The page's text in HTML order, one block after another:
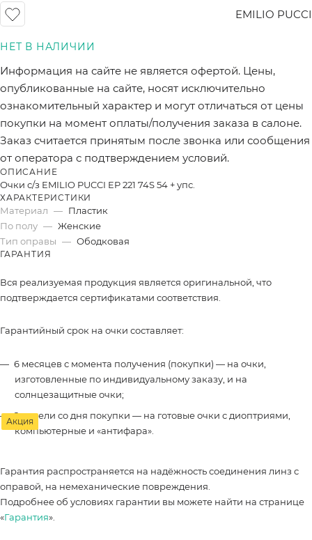
Акция
EMILIO PUCCI
Информация на сайте не является офертой. Цены,
опубликованные на сайте, носят исключительно
ознакомительный характер и могут отличаться от цены
покупки на момент оплаты/получения заказа в салоне.
Заказ считается принятым после звонка или сообщения
от оператора с подтверждением условий.
ОПИСАНИЕ
Очки с/з EMILIO PUCCI EP 221 74S 54 + упс.
ХАРАКТЕРИСТИКИ
Материал — Пластик
По полу — Женские
Тип оправы — Ободковая
ГАРАНТИЯ
Вся реализуемая продукция является оригинальной, что
подтверждается сертификатами соответствия.
Гарантийный срок на очки составляет:
6 месяцев с момента получения (покупки) — на очки,
изготовленные по индивидуальному заказу, и на
солнцезащитные очки;
2 недели со дня покупки — на готовые очки с диоптриями,
компьютерные и «антифара».
Гарантия распространяется на надёжность соединения линз с
оправой, на немеханические повреждения.
Подробнее об условиях гарантии вы можете найти на странице
«Гарантия».